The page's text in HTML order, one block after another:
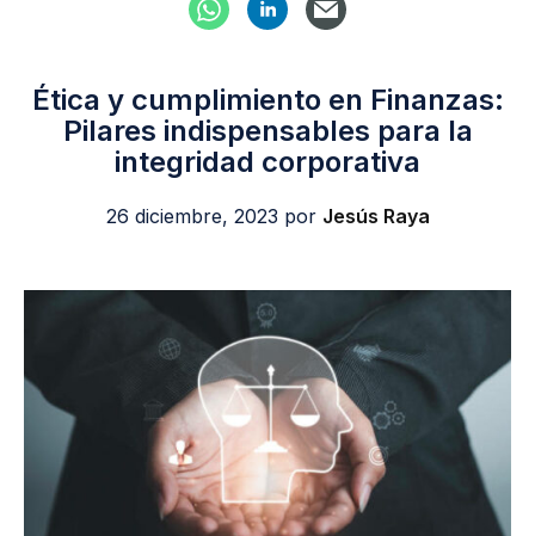
Ética y cumplimiento en Finanzas:
Pilares indispensables para la
integridad corporativa
26 diciembre, 2023 por Jesús Raya